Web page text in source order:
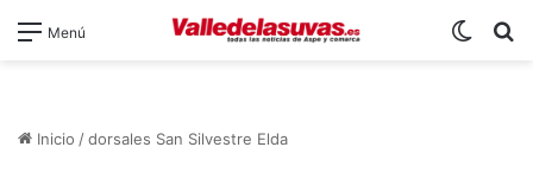
Menú
Inicio /dorsales San Silvestre Elda